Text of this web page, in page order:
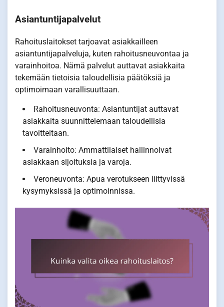
Asiantuntijapalvelut
Rahoituslaitokset tarjoavat asiakkailleen
asiantuntijapalveluja, kuten rahoitusneuvontaa ja
varainhoitoa. Nämä palvelut auttavat asiakkaita
tekemään tietoisia taloudellisia päätöksiä ja
optimoimaan varallisuuttaan.
Rahoitusneuvonta: Asiantuntijat auttavat
asiakkaita suunnittelemaan taloudellisia
tavoitteitaan.
Varainhoito: Ammattilaiset hallinnoivat
asiakkaan sijoituksia ja varoja.
Veroneuvonta: Apua verotukseen liittyvissä
kysymyksissä ja optimoinnissa.